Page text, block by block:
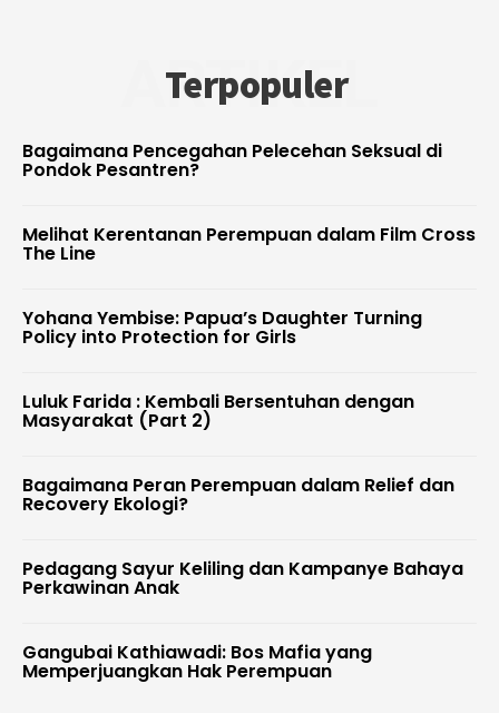
Terpopuler
ARTIKEL
Bagaimana Pencegahan Pelecehan Seksual di
Pondok Pesantren?
Melihat Kerentanan Perempuan dalam Film Cross
The Line
Yohana Yembise: Papua’s Daughter Turning
Policy into Protection for Girls
Luluk Farida : Kembali Bersentuhan dengan
Masyarakat (Part 2)
Bagaimana Peran Perempuan dalam Relief dan
Recovery Ekologi?
Pedagang Sayur Keliling dan Kampanye Bahaya
Perkawinan Anak
Gangubai Kathiawadi: Bos Mafia yang
Memperjuangkan Hak Perempuan